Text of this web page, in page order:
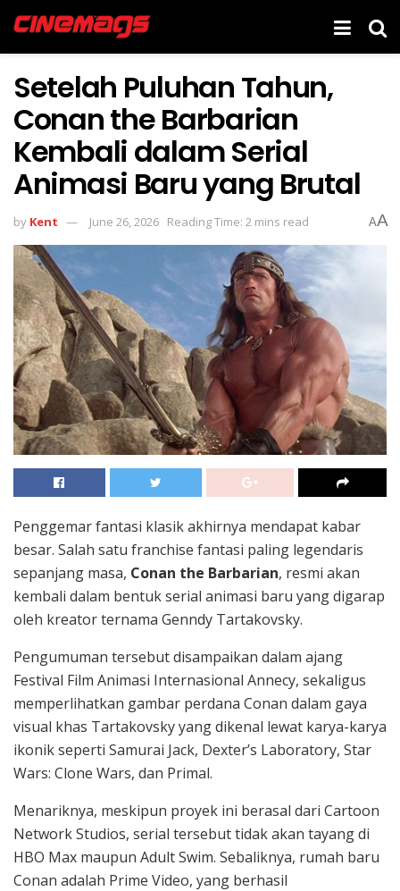
Setelah Puluhan Tahun,
Conan the Barbarian
Kembali dalam Serial
Animasi Baru yang Brutal
by Kent June 26, 2026 Reading Time: 2 mins read AA
Penggemar fantasi klasik akhirnya mendapat kabar
besar. Salah satu franchise fantasi paling legendaris
sepanjang masa, Conan the Barbarian, resmi akan
kembali dalam bentuk serial animasi baru yang digarap
oleh kreator ternama Genndy Tartakovsky.
Pengumuman tersebut disampaikan dalam ajang
Festival Film Animasi Internasional Annecy, sekaligus
memperlihatkan gambar perdana Conan dalam gaya
visual khas Tartakovsky yang dikenal lewat karya-karya
ikonik seperti Samurai Jack, Dexter’s Laboratory, Star
Wars: Clone Wars, dan Primal.
Menariknya, meskipun proyek ini berasal dari Cartoon
Network Studios, serial tersebut tidak akan tayang di
HBO Max maupun Adult Swim. Sebaliknya, rumah baru
Conan adalah Prime Video, yang berhasil